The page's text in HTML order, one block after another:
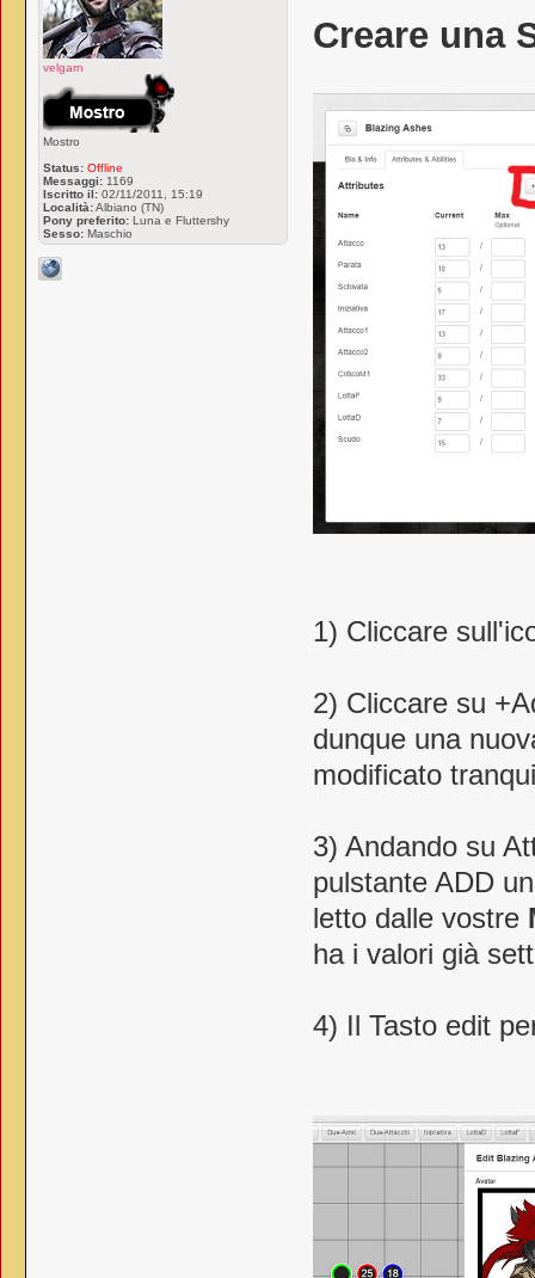
Creare una
1) Cliccare
2) Cliccare su
dunque una
modificato
3) Andando su
pulstante ADD
letto dalle vostre
ha i valori già
4) Il Tasto edit
velgarn
Mostro
Status: Offline
Messaggi: 1169
Iscritto il: 02/11/2011, 15:19
Località:Albiano (TN)
Pony preferito: Luna e Fluttershy
Sesso: Maschio